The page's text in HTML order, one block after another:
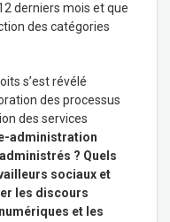
derniers mois et que
des catégories
s’est révélé
des processus
des services
administration
? Quels
sociaux et
les discours
et les